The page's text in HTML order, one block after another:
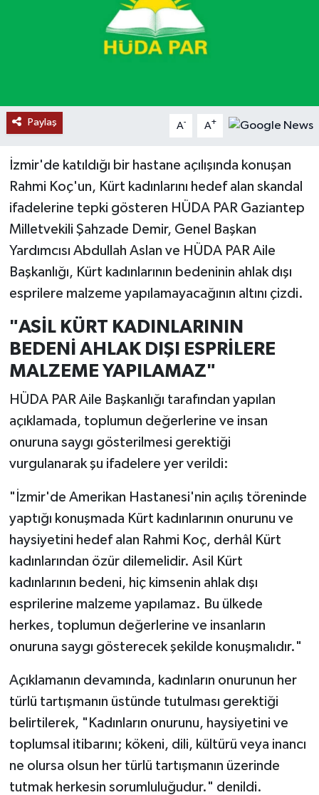
Paylaş A- A+
İzmir'de katıldığı bir hastane açılışında konuşan
Rahmi Koç'un, Kürt kadınlarını hedef alan skandal
ifadelerine tepki gösteren HÜDA PAR Gaziantep
Milletvekili Şahzade Demir, Genel Başkan
Yardımcısı Abdullah Aslan ve HÜDA PAR Aile
Başkanlığı, Kürt kadınlarının bedeninin ahlak dışı
esprilere malzeme yapılamayacağının altını çizdi.
"ASİL KÜRT KADINLARININ
BEDENİ AHLAK DIŞI ESPRİLERE
MALZEME YAPILAMAZ"
HÜDA PAR Aile Başkanlığı tarafından yapılan
açıklamada, toplumun değerlerine ve insan
onuruna saygı gösterilmesi gerektiği
vurgulanarak şu ifadelere yer verildi:
"İzmir'de Amerikan Hastanesi'nin açılış töreninde
yaptığı konuşmada Kürt kadınlarının onurunu ve
haysiyetini hedef alan Rahmi Koç, derhâl Kürt
kadınlarından özür dilemelidir. Asil Kürt
kadınlarının bedeni, hiç kimsenin ahlak dışı
esprilerine malzeme yapılamaz. Bu ülkede
herkes, toplumun değerlerine ve insanların
onuruna saygı gösterecek şekilde konuşmalıdır."
Açıklamanın devamında, kadınların onurunun her
türlü tartışmanın üstünde tutulması gerektiği
belirtilerek, "Kadınların onurunu, haysiyetini ve
toplumsal itibarını; kökeni, dili, kültürü veya inancı
ne olursa olsun her türlü tartışmanın üzerinde
tutmak herkesin sorumluluğudur." denildi.